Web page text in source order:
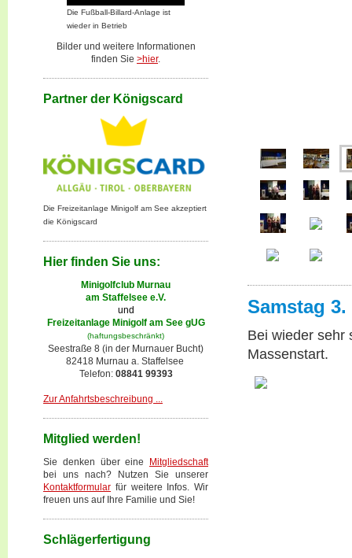
Die Fußball-Billard-Anlage ist
wieder in Betrieb
Bilder und weitere Informationen
finden Sie >hier.
Partner der Königscard
Die Freizeitanlage Minigolf am See akzeptiert
die Königscard
Hier finden Sie uns:
Minigolfclub Murnau
am Staffelsee e.V.
und
Freizeitanlage Minigolf am See gUG
(haftungsbeschränkt)
Seestraße 8 (in der Murnauer Bucht)
82418 Murnau a. Staffelsee
Telefon: 08841 99393
Zur Anfahrtsbeschreibung ...
Mitglied werden!
Sie denken über eine
Mitgliedschaft
bei uns nach? Nutzen Sie unserer
Kontaktformular für weitere Infos. Wir
freuen uns auf Ihre Familie und Sie!
Schlägerfertigung
Samstag 3.
Bei wieder sehr
Massenstart.